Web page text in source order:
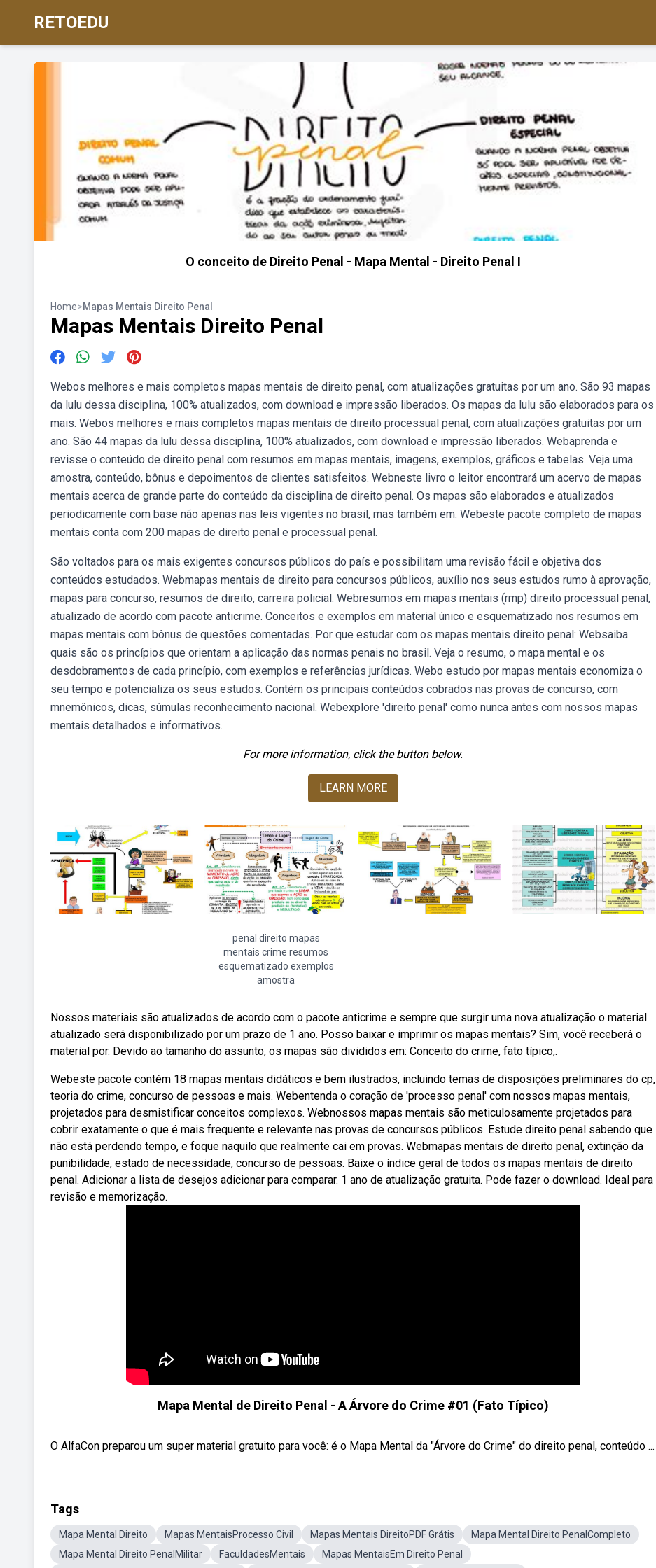
RETOEDU
O conceito de Direito Penal - Mapa Mental - Direito Penal I
Home>Mapas Mentais Direito Penal
Mapas Mentais Direito Penal
Webos melhores e mais completos mapas mentais de direito penal, com atualizações gratuitas por um ano. São 93 mapas
da lulu dessa disciplina, 100% atualizados, com download e impressão liberados. Os mapas da lulu são elaborados para os
mais. Webos melhores e mais completos mapas mentais de direito processual penal, com atualizações gratuitas por um
ano. São 44 mapas da lulu dessa disciplina, 100% atualizados, com download e impressão liberados. Webaprenda e
revisse o conteúdo de direito penal com resumos em mapas mentais, imagens, exemplos, gráficos e tabelas. Veja uma
amostra, conteúdo, bônus e depoimentos de clientes satisfeitos. Webneste livro o leitor encontrará um acervo de mapas
mentais acerca de grande parte do conteúdo da disciplina de direito penal. Os mapas são elaborados e atualizados
periodicamente com base não apenas nas leis vigentes no brasil, mas também em. Webeste pacote completo de mapas
mentais conta com 200 mapas de direito penal e processual penal.
São voltados para os mais exigentes concursos públicos do país e possibilitam uma revisão fácil e objetiva dos
conteúdos estudados. Webmapas mentais de direito para concursos públicos, auxílio nos seus estudos rumo à aprovação,
mapas para concurso, resumos de direito, carreira policial. Webresumos em mapas mentais (rmp) direito processual penal,
atualizado de acordo com pacote anticrime. Conceitos e exemplos em material único e esquematizado nos resumos em
mapas mentais com bônus de questões comentadas. Por que estudar com os mapas mentais direito penal: Websaiba
quais são os princípios que orientam a aplicação das normas penais no brasil. Veja o resumo, o mapa mental e os
desdobramentos de cada princípio, com exemplos e referências jurídicas. Webo estudo por mapas mentais economiza o
seu tempo e potencializa os seus estudos. Contém os principais conteúdos cobrados nas provas de concurso, com
mnemônicos, dicas, súmulas reconhecimento nacional. Webexplore 'direito penal' como nunca antes com nossos mapas
mentais detalhados e informativos.
For more information, click the button below.
LEARN MORE
penal direito mapas
mentais crime resumos
esquematizado exemplos
amostra
Nossos materiais são atualizados de acordo com o pacote anticrime e sempre que surgir uma nova atualização o material
atualizado será disponibilizado por um prazo de 1 ano. Posso baixar e imprimir os mapas mentais? Sim, você receberá o
material por. Devido ao tamanho do assunto, os mapas são divididos em: Conceito do crime, fato típico,.
Webeste pacote contém 18 mapas mentais didáticos e bem ilustrados, incluindo temas de disposições preliminares do cp,
teoria do crime, concurso de pessoas e mais. Webentenda o coração de 'processo penal' com nossos mapas mentais,
projetados para desmistificar conceitos complexos. Webnossos mapas mentais são meticulosamente projetados para
cobrir exatamente o que é mais frequente e relevante nas provas de concursos públicos. Estude direito penal sabendo que
não está perdendo tempo, e foque naquilo que realmente cai em provas. Webmapas mentais de direito penal, extinção da
punibilidade, estado de necessidade, concurso de pessoas. Baixe o índice geral de todos os mapas mentais de direito
penal. Adicionar a lista de desejos adicionar para comparar. 1 ano de atualização gratuita. Pode fazer o download. Ideal para
revisão e memorização.
Mapa Mental de Direito Penal - A Árvore do Crime #01 (Fato Típico)
O AlfaCon preparou um super material gratuito para você: é o Mapa Mental da "Árvore do Crime" do direito penal, conteúdo ...
Tags
Mapa Mental Direito Mapas MentaisProcesso Civil Mapas Mentais DireitoPDF Grátis
Mapa Mental Direito PenalCompleto
Mapa Mental Direito PenalMilitar
FaculdadesMentais
Mapas MentaisEm Direito Penal